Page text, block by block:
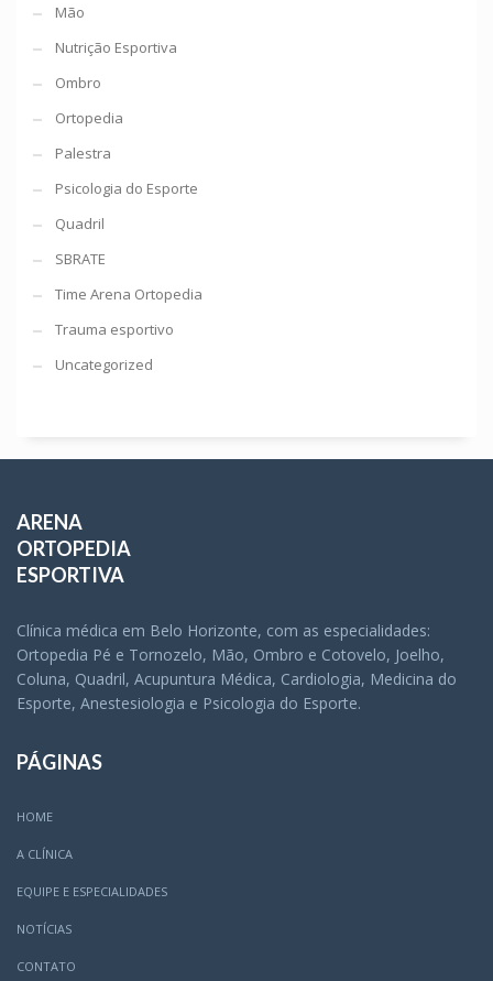
Mão
Nutrição Esportiva
Ombro
Ortopedia
Palestra
Psicologia do Esporte
Quadril
SBRATE
Time Arena Ortopedia
Trauma esportivo
Uncategorized
ARENA
ORTOPEDIA
ESPORTIVA
Clínica médica em Belo Horizonte, com as especialidades:
Ortopedia Pé e Tornozelo, Mão, Ombro e Cotovelo, Joelho,
Coluna, Quadril, Acupuntura Médica, Cardiologia, Medicina do
Esporte, Anestesiologia e Psicologia do Esporte.
PÁGINAS
HOME
A CLÍNICA
EQUIPE E ESPECIALIDADES
NOTÍCIAS
CONTATO